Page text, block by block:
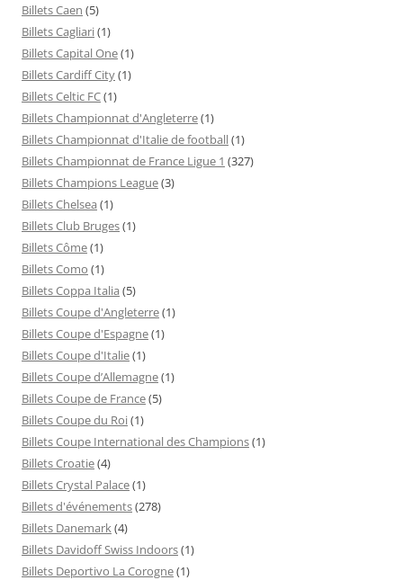
Billets Caen (5)
Billets Cagliari(1)
Billets Capital One(1)
Billets Cardiff City(1)
Billets Celtic FC(1)
Billets Championnat d'Angleterre(1)
Billets Championnat d'Italie de football(1)
Billets Championnat de France Ligue 1 (327)
Billets Champions League(3)
Billets Chelsea (1)
Billets Club Bruges(1)
Billets Côme(1)
Billets Como (1)
Billets Coppa Italia (5)
Billets Coupe d'Angleterre(1)
Billets Coupe d'Espagne(1)
Billets Coupe d'Italie(1)
Billets Coupe d’Allemagne(1)
Billets Coupe de France(5)
Billets Coupe du Roi(1)
Billets Coupe International des Champions(1)
Billets Croatie(4)
Billets Crystal Palace(1)
Billets d'événements(278)
Billets Danemark(4)
Billets Davidoff Swiss Indoors(1)
Billets Deportivo La Corogne(1)